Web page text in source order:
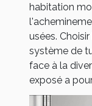
habitation
usées.
système de
face à la
exposé a